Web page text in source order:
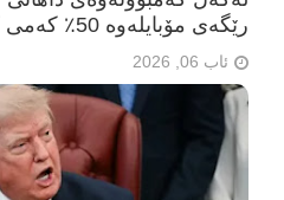
رێگەی مۆبایلەوە 50٪ کەمی کردووە
ئاب 06, 2026